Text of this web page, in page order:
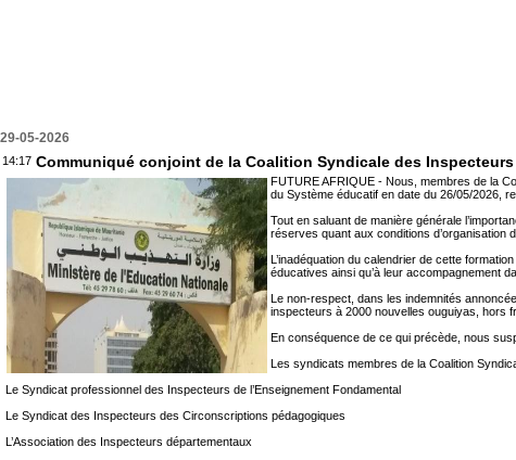
29-05-2026
14:17 Communiqué conjoint de la Coalition Syndicale des
FUTURE AFRIQUE - Nous, membres de la
du Système éducatif en date du 26/05/2026,
Tout en saluant de manière générale
réserves quant aux conditions d’organisation
L’inadéquation du calendrier de cette
éducatives ainsi qu’à leur accompagnement
Le non-respect, dans les indemnités
inspecteurs à 2000 nouvelles ouguiyas, hors
En conséquence de ce qui précède, nous
Les syndicats membres de la Coalition
Le Syndicat professionnel des Inspecteurs de l’Enseignement Fondamental
Le Syndicat des Inspecteurs des Circonscriptions pédagogiques
L’Association des Inspecteurs départementaux